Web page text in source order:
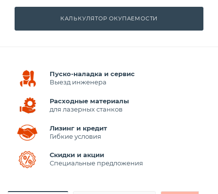
КАЛЬКУЛЯТОР ОКУПАЕМОСТИ
Пуско-наладка и сервис
Выезд инженера
Расходные материалы
для лазерных станков
Лизинг и кредит
Гибкие условия
Скидки и акции
Специальные предложения